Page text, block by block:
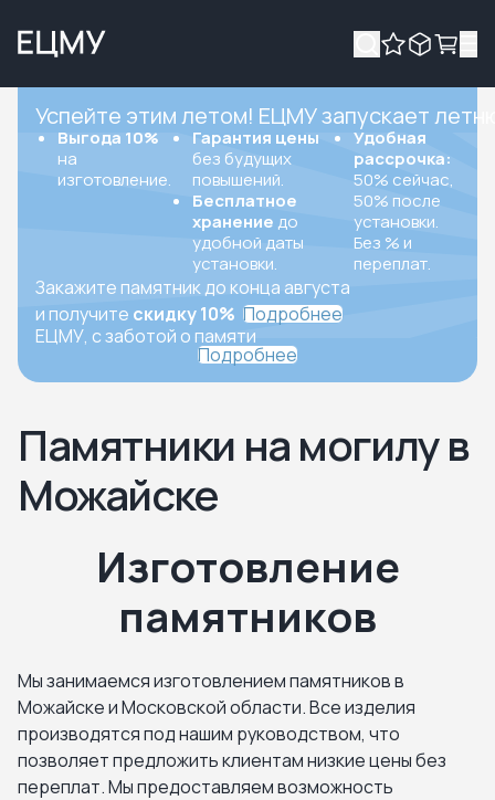
Успейте этим летом! ЕЦМУ запускает
Выгода 10%
на
изготовление.
Гарантия цены
без будущих
повышений.
Бесплатное
хранение до
удобной даты
установки.
Удобная
рассрочка:
50% сейчас,
50% после
установки.
Без % и
переплат.
Закажите памятник до конца августа
и получите скидку 10% Подробнее
ЕЦМУ, с заботой о памяти
Подробнее
Памятники на могилу в
Можайске
Изготовление
памятников
Мы занимаемся изготовлением памятников в
Можайске и Московской области. Все изделия
производятся под нашим руководством, что
позволяет предложить клиентам низкие цены без
переплат. Мы предоставляем возможность